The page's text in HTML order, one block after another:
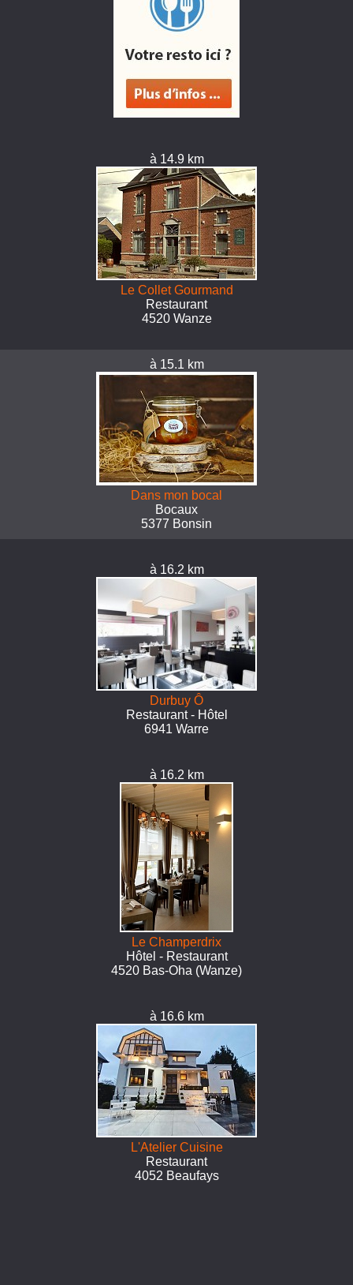
à 14.9 km
Le Collet Gourmand
Restaurant
4520 Wanze
à 15.1 km
Dans mon bocal
Bocaux
5377 Bonsin
à 16.2 km
Durbuy Ô
Restaurant - Hôtel
6941 Warre
à 16.2 km
Le Champerdrix
Hôtel - Restaurant
4520 Bas-Oha (Wanze)
à 16.6 km
L'Atelier Cuisine
Restaurant
4052 Beaufays